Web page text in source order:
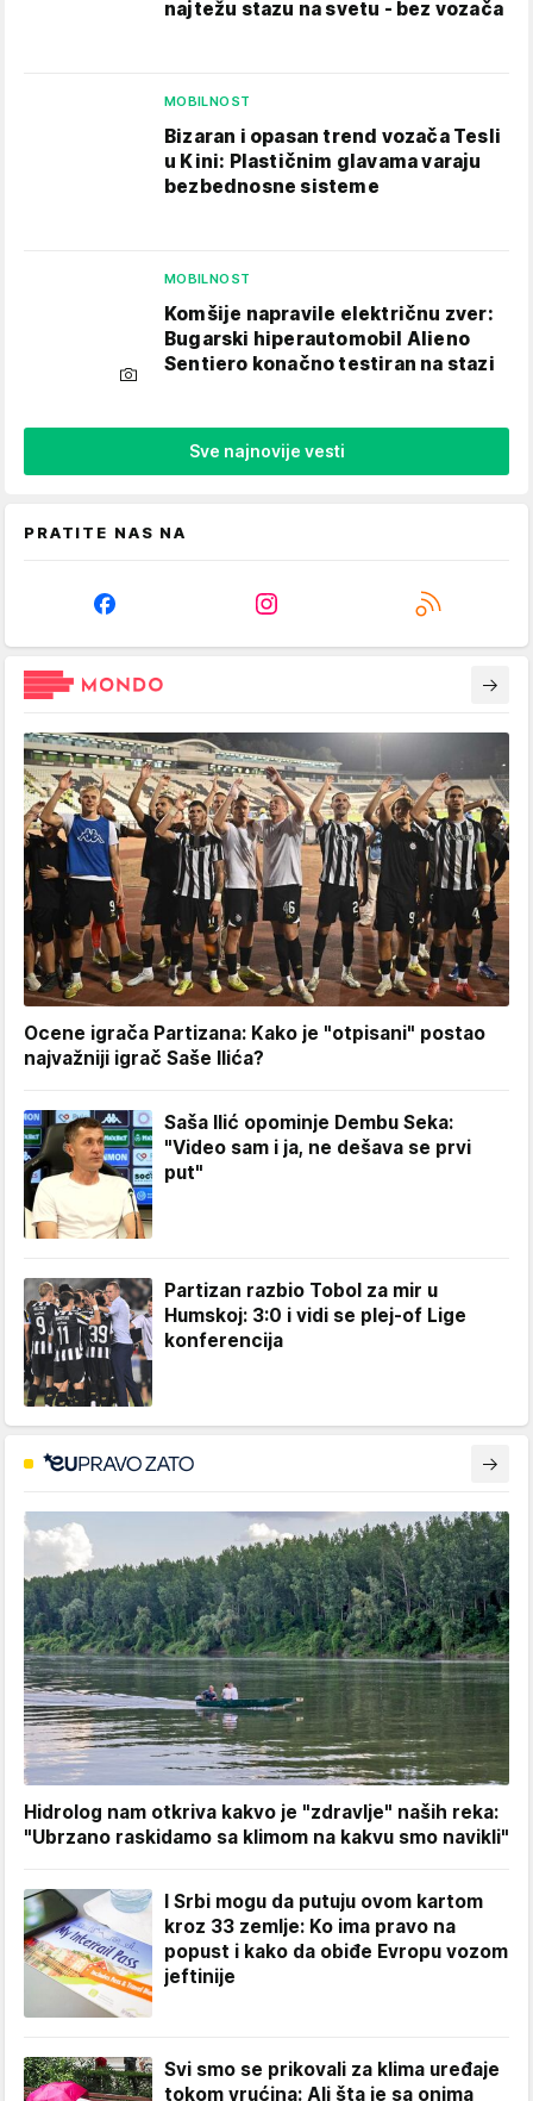
najtežu stazu na svetu - bez vozača
MOBILNOST
Bizaran i opasan trend vozača Tesli
u Kini: Plastičnim glavama varaju
bezbednosne sisteme
MOBILNOST
Komšije napravile električnu zver:
Bugarski hiperautomobil Alieno
Sentiero konačno testiran na stazi
Sve najnovije vesti
PRATITE NAS NA
Ocene igrača Partizana: Kako je "otpisani" postao
najvažniji igrač Saše Ilića?
Saša Ilić opominje Dembu Seka:
"Video sam i ja, ne dešava se prvi
put"
Partizan razbio Tobol za mir u
Humskoj: 3:0 i vidi se plej-of Lige
konferencija
Hidrolog nam otkriva kakvo je "zdravlje" naših reka:
"Ubrzano raskidamo sa klimom na kakvu smo navikli"
I Srbi mogu da putuju ovom kartom
kroz 33 zemlje: Ko ima pravo na
popust i kako da obiđe Evropu vozom
jeftinije
Svi smo se prikovali za klima uređaje
tokom vrućina: Ali šta je sa onima